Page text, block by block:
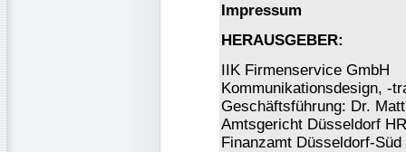
Impressum
HERAUSGEBER:
IIK Firmenservice GmbH
Kommunikationsdesign, -
Geschäftsführung: Dr.
Amtsgericht Düsseldorf
Finanzamt Düsseldorf-